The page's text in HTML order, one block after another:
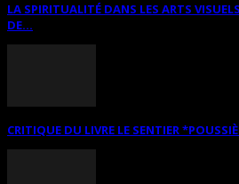
LA SPIRITUALITÉ DANS LES ARTS
DE...
CRITIQUE DU LIVRE LE SENTIER